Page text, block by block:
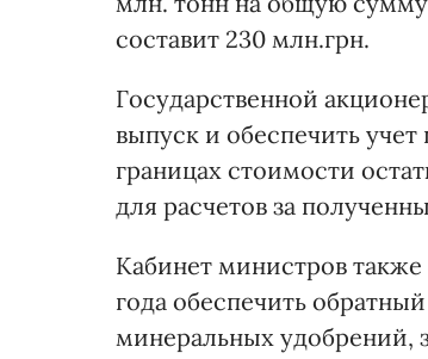
составит 230 млн.грн.
Государственной
выпуск и обеспечить
границах стоимости
для расчетов за
Кабинет министров
года обеспечить
минеральных удобрений,